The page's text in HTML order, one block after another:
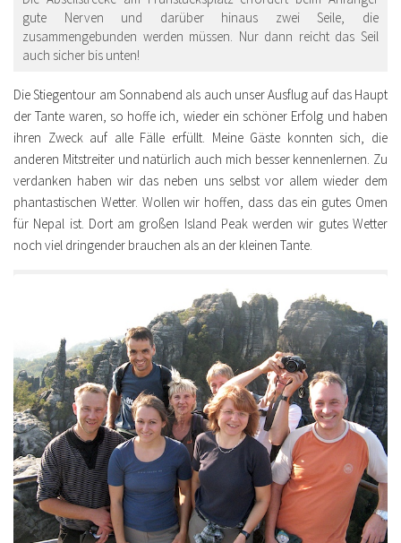
gute Nerven und darüber hinaus zwei Seile, die
zusammengebunden werden müssen. Nur dann reicht das Seil
auch sicher bis unten!
Die Stiegentour am Sonnabend als auch unser Ausflug auf das Haupt
der Tante waren, so hoffe ich, wieder ein schöner Erfolg und haben
ihren Zweck auf alle Fälle erfüllt. Meine Gäste konnten sich, die
anderen Mitstreiter und natürlich auch mich besser kennenlernen. Zu
verdanken haben wir das neben uns selbst vor allem wieder dem
phantastischen Wetter. Wollen wir hoffen, dass das ein gutes Omen
für Nepal ist. Dort am großen Island Peak werden wir gutes Wetter
noch viel dringender brauchen als an der kleinen Tante.